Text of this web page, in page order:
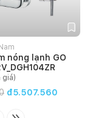
nóng lạnh GO
giá)
đ5.507.560